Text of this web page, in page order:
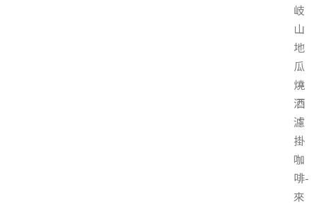
岐
山
地
瓜
燒
酒
濾
掛
咖
啡-
來